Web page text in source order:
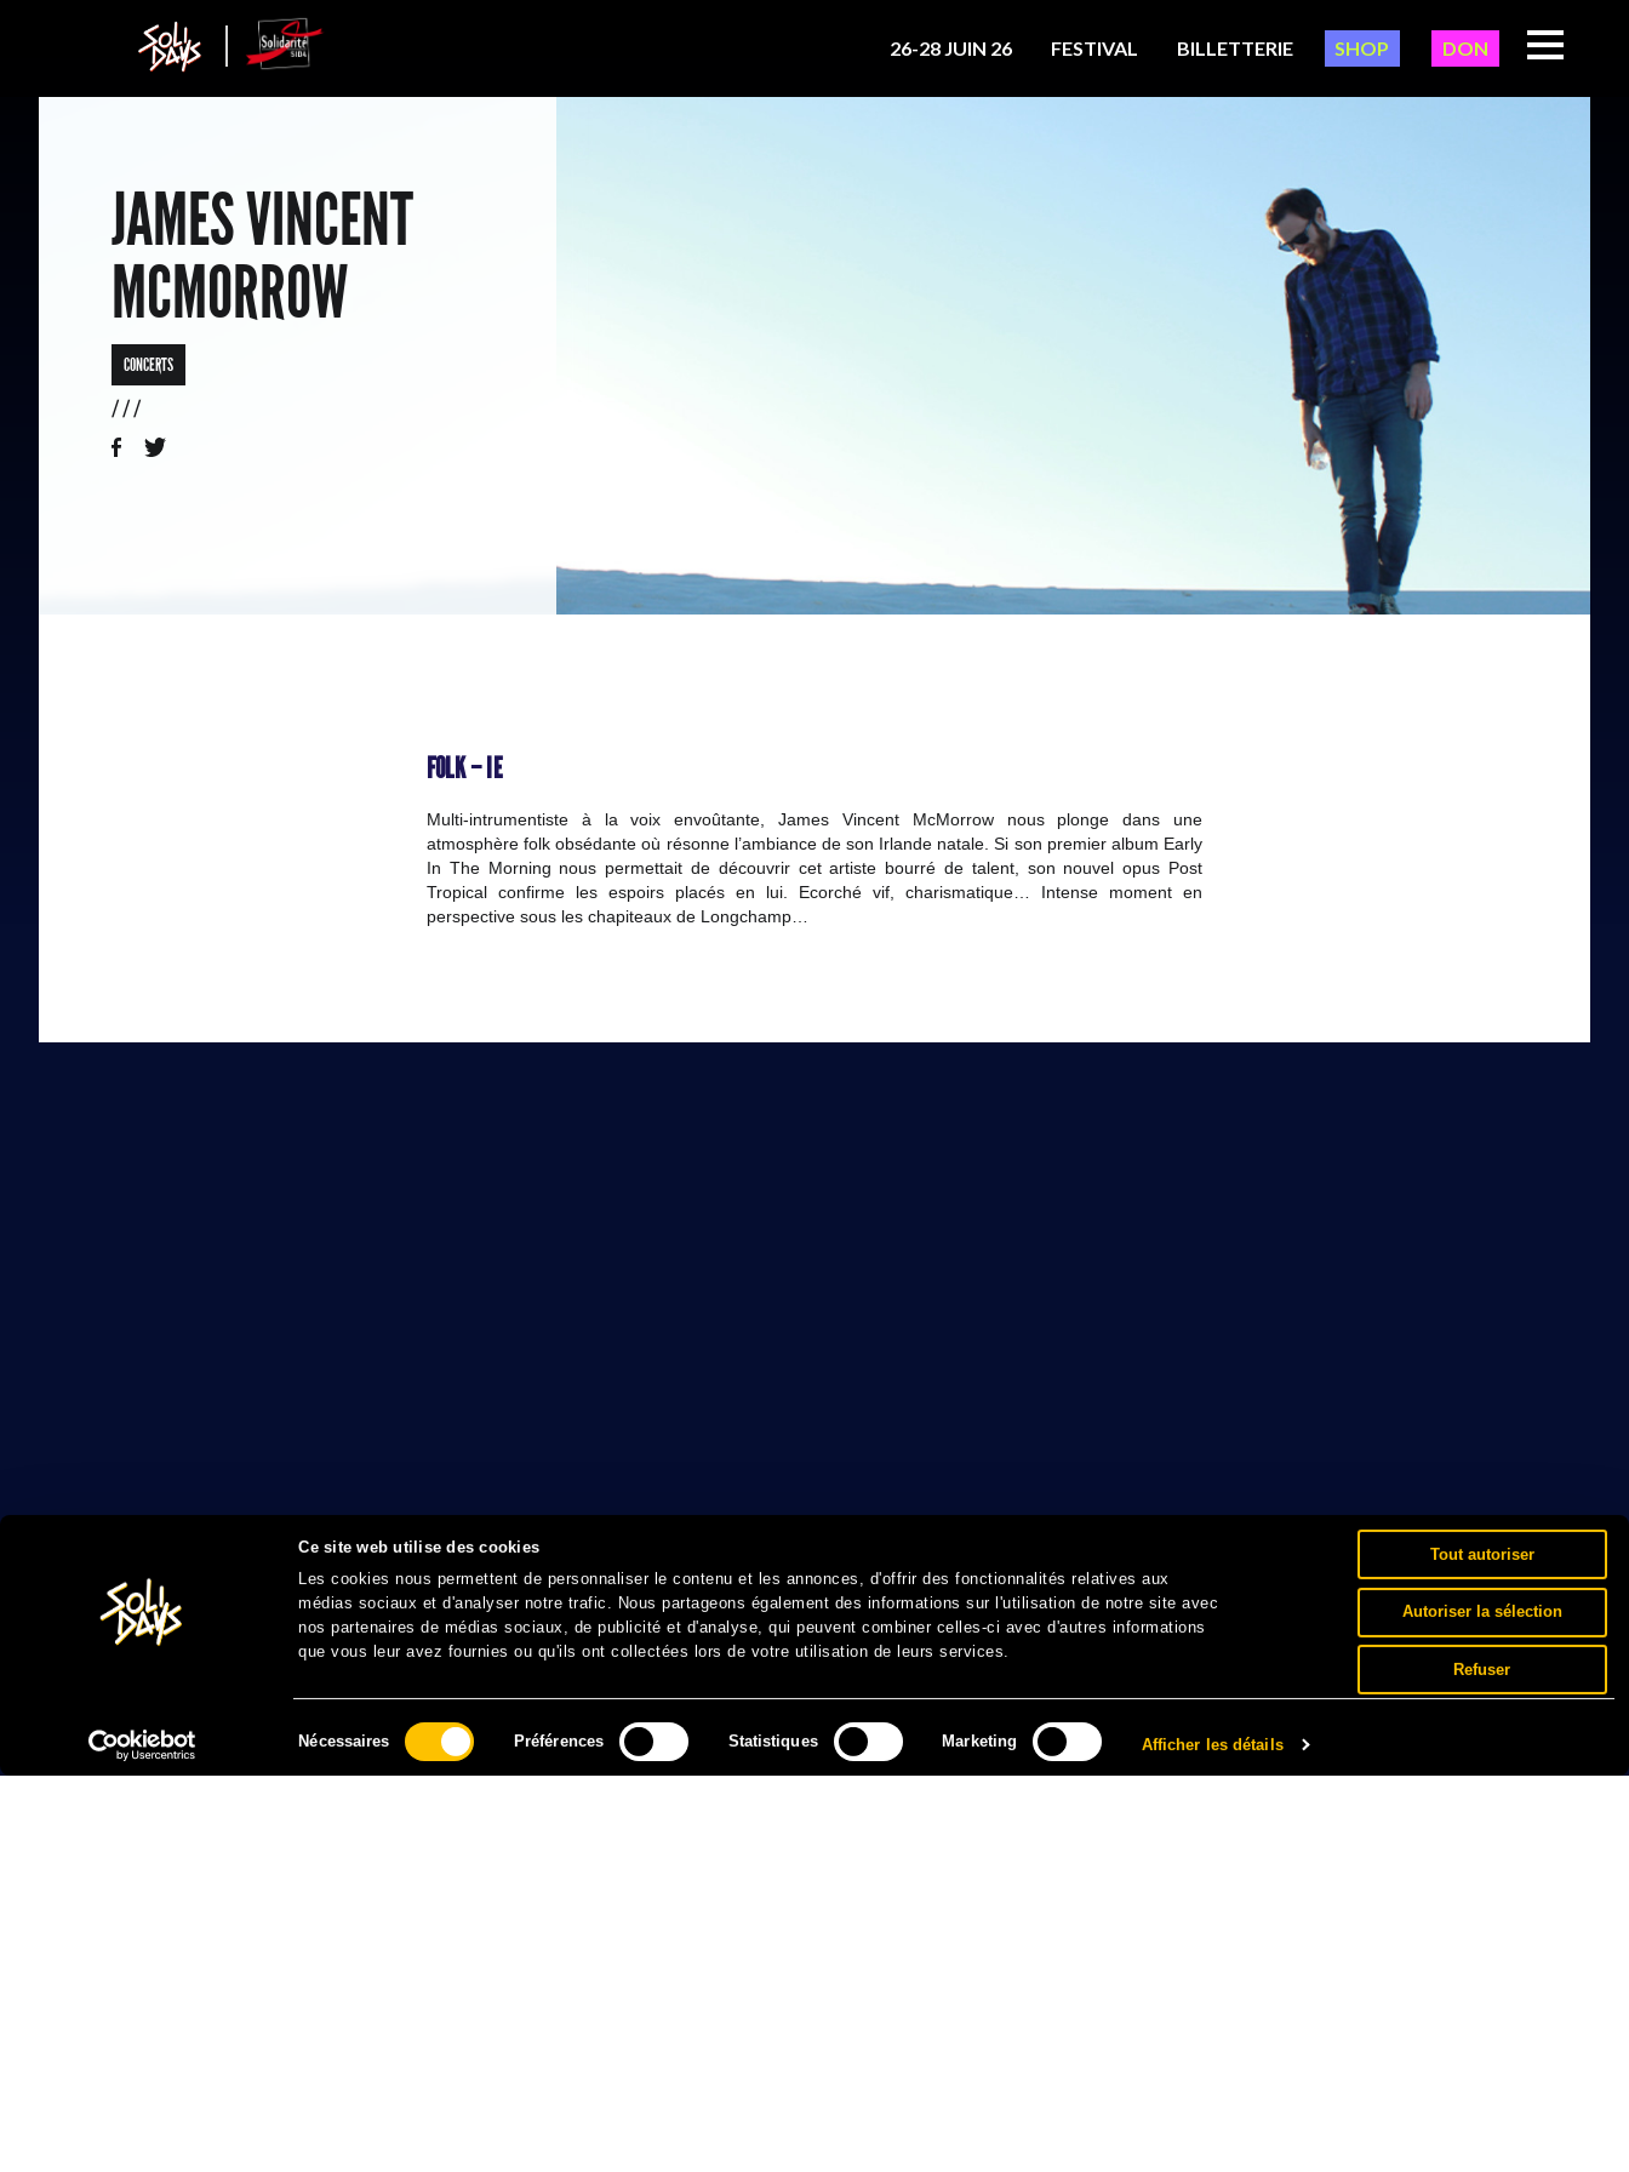
Ce site web utilise des cookies
Les cookies nous permettent de personnaliser le contenu et les annonces, d'offrir des fonctionnalités relatives aux
médias sociaux et d'analyser notre trafic. Nous partageons également des informations sur l'utilisation de notre site avec
nos partenaires de médias sociaux, de publicité et d'analyse, qui peuvent combiner celles-ci avec d'autres informations
que vous leur avez fournies ou qu'ils ont collectées lors de votre utilisation de leurs services.
Nécessaires Préférences Statistiques Marketing Afficher les détails
Tout autoriser
Autoriser la sélection
Refuser
26-28 JUIN 26 FESTIVAL BILLETTERIE SHOP DON
JAMES VINCENT
MCMORROW
CONCERTS
/ / /
FOLK – IE
Multi-intrumentiste à la voix envoûtante, James Vincent McMorrow nous plonge dans une
atmosphère folk obsédante où résonne l’ambiance de son Irlande natale. Si son premier album Early
In The Morning nous permettait de découvrir cet artiste bourré de talent, son nouvel opus Post
Tropical confirme les espoirs placés en lui. Ecorché vif, charismatique… Intense moment en
perspective sous les chapiteaux de Longchamp…